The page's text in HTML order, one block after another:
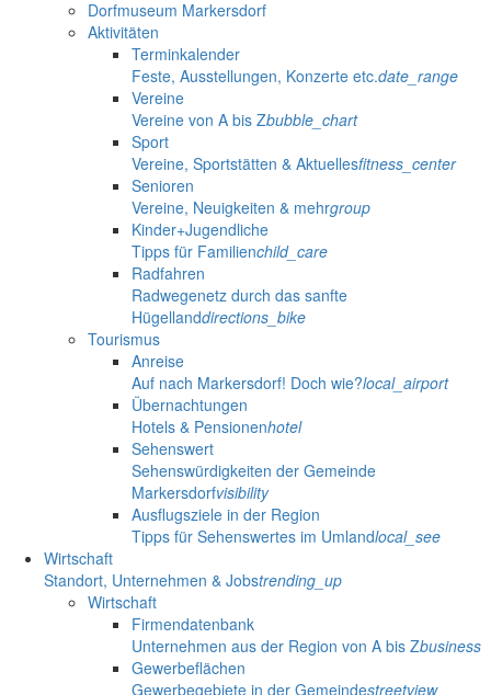
Dorfmuseum Markersdorf
Aktivitäten
Terminkalender
Feste, Ausstellungen, Konzerte etc.date_range
Vereine
Vereine von A bis Zbubble_chart
Sport
Vereine, Sportstätten & Aktuellesfitness_center
Senioren
Vereine, Neuigkeiten & mehrgroup
Kinder+Jugendliche
Tipps für Familienchild_care
Radfahren
Radwegenetz durch das sanfte
Hügellanddirections_bike
Tourismus
Anreise
Auf nach Markersdorf! Doch wie?local_airport
Übernachtungen
Hotels & Pensionenhotel
Sehenswert
Sehenswürdigkeiten der Gemeinde
Markersdorfvisibility
Ausflugsziele in der Region
Tipps für Sehenswertes im Umlandlocal_see
Wirtschaft
Standort, Unternehmen & Jobstrending_up
Wirtschaft
Firmendatenbank
Unternehmen aus der Region von A bis Zbusiness
Gewerbeflächen
Gewerbegebiete in der Gemeindestreetview